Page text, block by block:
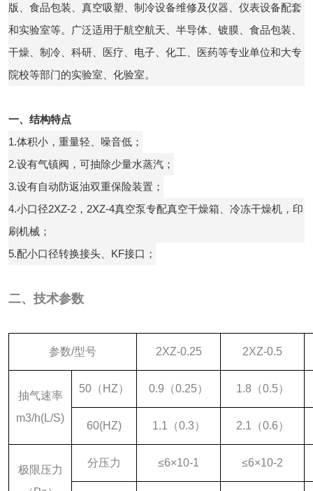
版、食品包装、真空吸塑、制冷设备维修及仪器、仪表设备配套
和实验室等。广泛适用于航空航天、半导体、镀膜、食品包装、
干燥、制冷、科研、医疗、电子、化工、医药等专业单位和大专
院校等部门的实验室、化验室。
一、结构特点
1.体积小，重量轻、噪音低；
2.设有气镇阀，可抽除少量水蒸汽；
3.设有自动防返油双重保险装置；
4.小口径2XZ-2，2XZ-4真空泵专配真空干燥箱、冷冻干燥机，印
刷机械；
5.配小口径转换接头、KF接口；
二、技术参数
参数/型号 2XZ-0.25 2XZ-0.5
抽气速率
m3/h(L/S)
50（HZ） 0.9（0.25） 1.8（0.5）
60(HZ) 1.1（0.3） 2.1（0.6）
极限压力
分压力 ≤6×10-1 ≤6×10-2